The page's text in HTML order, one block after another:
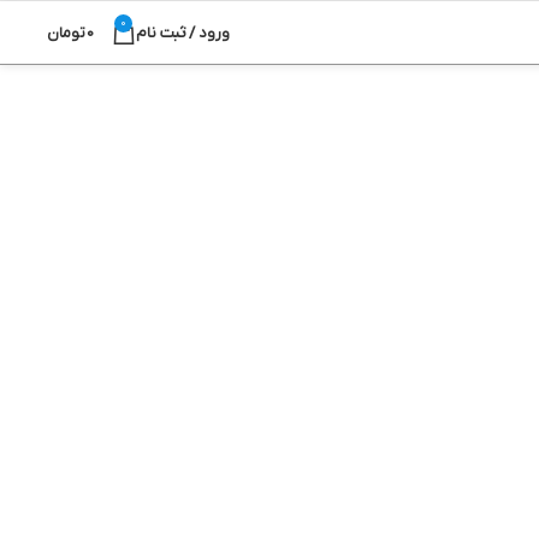
ورود / ثبت نام 0
0تومان